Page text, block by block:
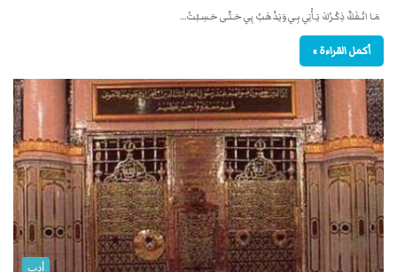
مَـا انْـفَكَّ ذِكْـرُكَ يَـأْتِي بِـي وَيَذْهَبُ بِي حَـتَّـى حَـسِـبْتُ…
أكمل القراءة »
أدب